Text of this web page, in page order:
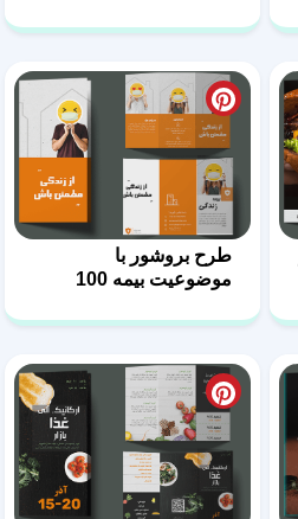
طرح بروشور با
موضوعیت بیمه 100